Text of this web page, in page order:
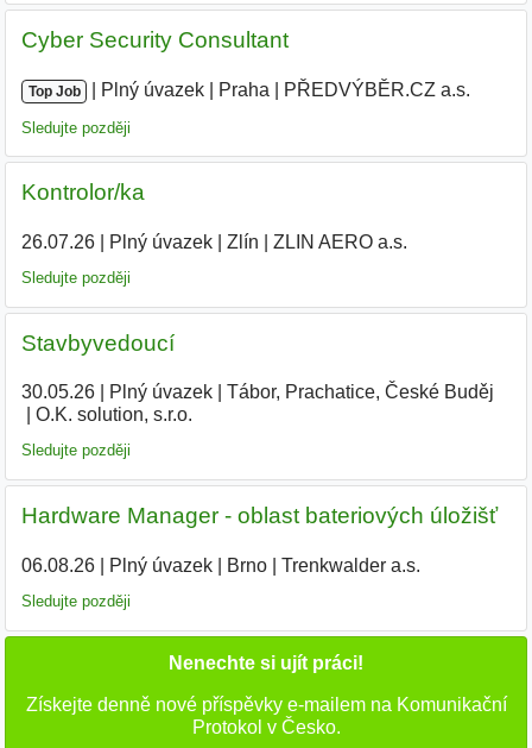
Cyber Security Consultant
Top Job Plný úvazek Praha PŘEDVÝBĚR.CZ a.s.
Sledujte později
Kontrolor/ka
26.07.26| Plný úvazek| Zlín ZLIN AERO a.s.
Sledujte později
Stavbyvedoucí
30.05.26| Plný úvazek| Tábor, Prachatice, České Buděj
O.K. solution, s.r.o.
Sledujte později
Hardware Manager - oblast bateriových úložišť
06.08.26| Plný úvazek| Brno| Trenkwalder a.s.
Sledujte později
Nenechte si ujít práci!
Získejte denně nové příspěvky e-mailem na Komunikační
Protokol v Česko.